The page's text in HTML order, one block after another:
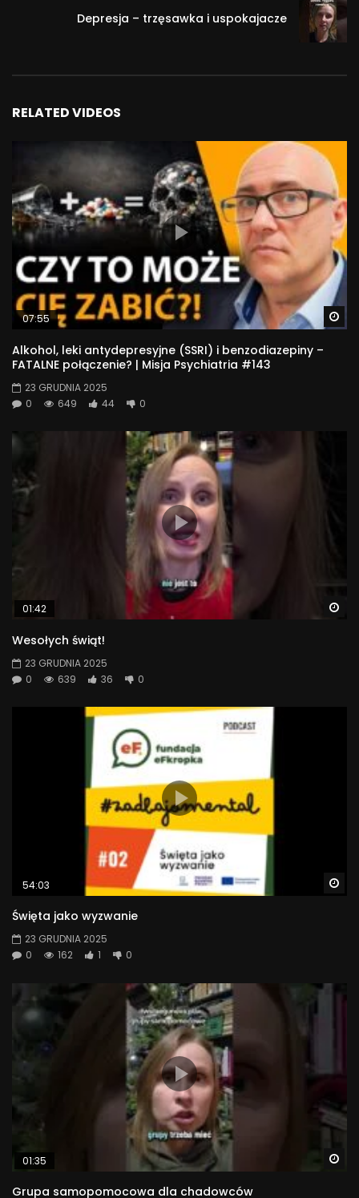
Depresja – trzęsawka i uspokajacze
RELATED VIDEOS
07:55
Alkohol, leki antydepresyjne (SSRI) i benzodiazepiny –
FATALNE połączenie? | Misja Psychiatria #143
23 GRUDNIA 2025
0
649 44 0
01:42
Wesołych świąt!
23 GRUDNIA 2025
0
639 36 0
54:03
Święta jako wyzwanie
23 GRUDNIA 2025
0
162 1 0
01:35
Grupa samopomocowa dla chadowców